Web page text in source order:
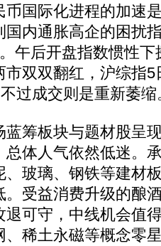
币国际化进程的加速
国内通胀高企的困扰
午后开盘指数惯性
市双双翻红，沪综指
过成交则是重新萎缩
筹板块与题材股呈
体人气依然低迷。
玻璃、钢铁等建材
受益消费升级的酿
可守，中线机会值
稀土永磁等概念零